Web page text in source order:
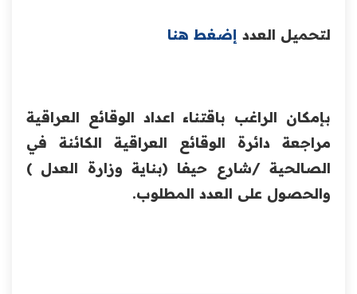
لتحميل العدد إضغط هنا
بإمكان الراغب باقتناء اعداد الوقائع العراقية
مراجعة دائرة الوقائع العراقية الكائنة في
الصالحية /شارع حيفا (بناية وزارة العدل )
والحصول على العدد المطلوب.